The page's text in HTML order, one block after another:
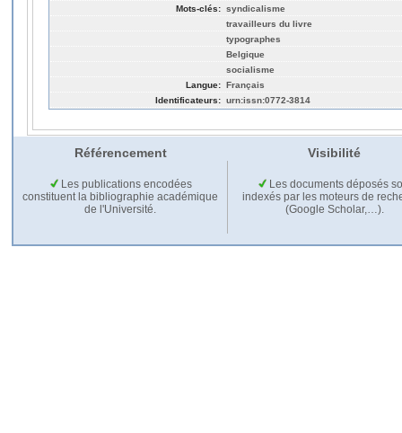
Mots-clés: syndicalisme
travailleurs du livre
typographes
Belgique
socialisme
Langue: Français
Identificateurs: urn:issn:0772-3814
Référencement Visibilité
Les publications encodées
constituent la bibliographie académique
de l'Université.
Les documents déposés
indexés par les moteurs de
(Google Scholar,…).